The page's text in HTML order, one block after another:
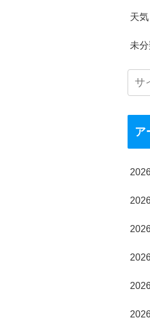
天気
未
ア